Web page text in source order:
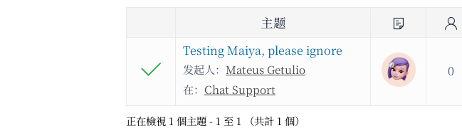
主题
Testing Maiya, please ignore
发起人： Mateus Getulio
在： Chat Support
0
正在檢視 1 個主題 - 1 至 1 （共計 1 個）